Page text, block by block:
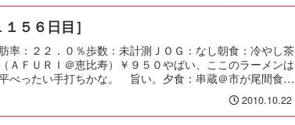
５６日目］
率：２２．０％歩数：未計測ＪＯＧ：なし朝食：冷やし茶
ＡＦＵＲＩ＠恵比寿）￥９５０やばい、ここのラーメンは
べったい手打ちかな。 旨い。夕食：串蔵＠市が尾間食：
2010.10.22